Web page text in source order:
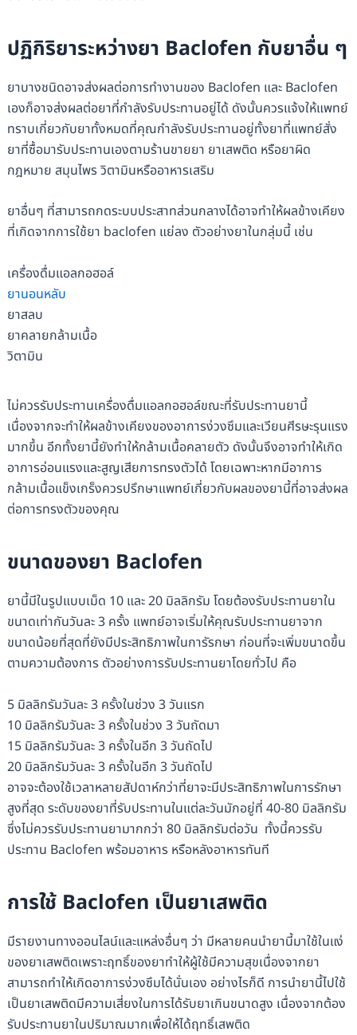
ปฏิกิริยาระหว่างยา Baclofen กับยาอื่น ๆ
ยาบางชนิดอาจส่งผลต่อการทำงานของ Baclofen และ Baclofen
เองก็อาจส่งผลต่อยาที่กำลังรับประทานอยู่ได้ ดังนั้นควรแจ้งให้แพทย์
ทราบเกี่ยวกับยาทั้งหมดที่คุณกำลังรับประทานอยู่ทั้งยาที่แพทย์สั่ง
ยาที่ซื้อมารับประทานเองตามร้านขายยา ยาเสพติด หรือยาผิด
กฎหมาย สมุนไพร วิตามินหรืออาหารเสริม
ยาอื่นๆ ที่สามารถกดระบบประสาทส่วนกลางได้อาจทำให้ผลข้างเคียง
ที่เกิดจากการใช้ยา baclofen แย่ลง ตัวอย่างยาในกลุ่มนี้ เช่น
เครื่องดื่มแอลกอฮอล์
ยานอนหลับ
ยาสลบ
ยาคลายกล้ามเนื้อ
วิตามิน
ไม่ควรรับประทานเครื่องดื่มแอลกอฮอล์ขณะที่รับประทานยานี้
เนื่องจากจะทำให้ผลข้างเคียงของอาการง่วงซึมและเวียนศีรษะรุนแรง
มากขึ้น อีกทั้งยานี้ยังทำให้กล้ามเนื้อคลายตัว ดังนั้นจึงอาจทำให้เกิด
อาการอ่อนแรงและสูญเสียการทรงตัวได้ โดยเฉพาะหากมีอาการ
กล้ามเนื้อแข็งเกร็งควรปรึกษาแพทย์เกี่ยวกับผลของยานี้ที่อาจส่งผล
ต่อการทรงตัวของคุณ
ขนาดของยา Baclofen
ยานี้มีในรูปแบบเม็ด 10 และ 20 มิลลิกรัม โดยต้องรับประทานยาใน
ขนาดเท่ากันวันละ 3 ครั้ง แพทย์อาจเริ่มให้คุณรับประทานยาจาก
ขนาดน้อยที่สุดที่ยังมีประสิทธิภาพในการัรกษา ก่อนที่จะเพิ่มขนาดขึ้น
ตามความต้องการ ตัวอย่างการรับประทานยาโดยทั่วไป คือ
5 มิลลิกรัมวันละ 3 ครั้งในช่วง 3 วันแรก
10 มิลลิกรัมวันละ 3 ครั้งในช่วง 3 วันถัดมา
15 มิลลิกรัมวันละ 3 ครั้งในอีก 3 วันถัดไป
20 มิลลิกรัมวันละ 3 ครั้งในอีก 3 วันถัดไป
อาจจะต้องใช้เวลาหลายสัปดาห์กว่าที่ยาจะมีประสิทธิภาพในการรักษา
สูงที่สุด ระดับของยาที่รับประทานในแต่ละวันมักอยู่ที่ 40-80 มิลลิกรัม
ซึ่งไม่ควรรับประทานยามากกว่า 80 มิลลิกรัมต่อวัน ทั้งนี้ควรรับ
ประทาน Baclofen พร้อมอาหาร หรือหลังอาหารทันที
การใช้ Baclofen เป็นยาเสพติด
มีรายงานทางออนไลน์และแหล่งอื่นๆ ว่า มีหลายคนนำยานี้มาใช้ในแง่
ของยาเสพติดเพราะฤทธิ์ของยาทำให้ผู้ใช้มีความสุขเนื่องจากยา
สามารถทำให้เกิดอาการง่วงซึมได้นั่นเอง อย่างไรก็ดี การนำยานี้ไปใช้
เป็นยาเสพติดมีความเสี่ยงในการได้รับยาเกินขนาดสูง เนื่องจากต้อง
รับประทานยาในปริมาณมากเพื่อให้ได้ฤทธิ์เสพติด